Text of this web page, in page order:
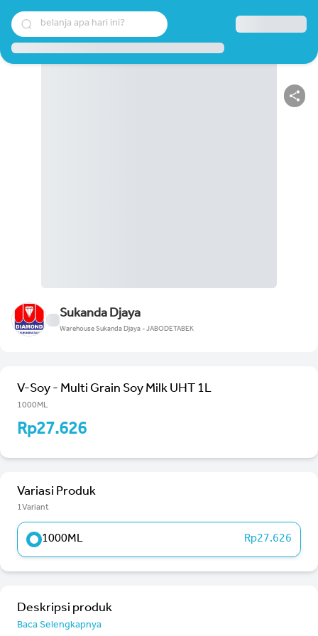
belanja apa hari ini?
Sukanda Djaya
Warehouse Sukanda Djaya - JABODETABEK
V-Soy - Multi Grain Soy Milk UHT 1L
1000ML
Rp27.626
Variasi Produk
1Variant
1000ML Rp27.626
Deskripsi produk
Baca Selengkapnya